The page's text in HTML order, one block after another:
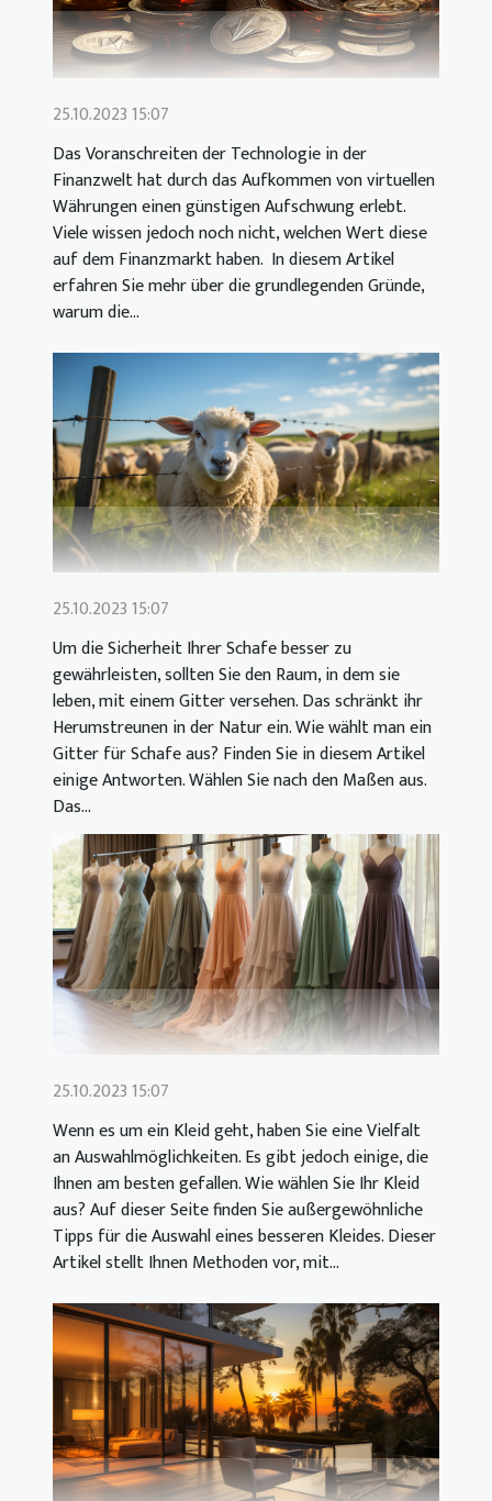
25.10.2023 15:07
Das Voranschreiten der Technologie in der
Finanzwelt hat durch das Aufkommen von virtuellen
Währungen einen günstigen Aufschwung erlebt.
Viele wissen jedoch noch nicht, welchen Wert diese
auf dem Finanzmarkt haben. In diesem Artikel
erfahren Sie mehr über die grundlegenden Gründe,
warum die...
25.10.2023 15:07
Um die Sicherheit Ihrer Schafe besser zu
gewährleisten, sollten Sie den Raum, in dem sie
leben, mit einem Gitter versehen. Das schränkt ihr
Herumstreunen in der Natur ein. Wie wählt man ein
Gitter für Schafe aus? Finden Sie in diesem Artikel
einige Antworten. Wählen Sie nach den Maßen aus.
Das...
25.10.2023 15:07
Wenn es um ein Kleid geht, haben Sie eine Vielfalt
an Auswahlmöglichkeiten. Es gibt jedoch einige, die
Ihnen am besten gefallen. Wie wählen Sie Ihr Kleid
aus? Auf dieser Seite finden Sie außergewöhnliche
Tipps für die Auswahl eines besseren Kleides. Dieser
Artikel stellt Ihnen Methoden vor, mit...